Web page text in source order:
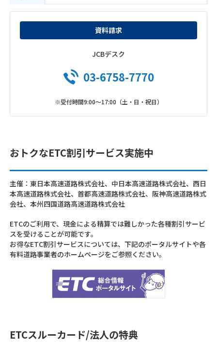
資料請求
JCBデスク
03-6758-7770
※受付時間9:00～17:00（土・日・祝日）
おトクなETC割引サービス実施中
主催：東日本高速道路株式会社、中日本高速道路株式会社、西日
本高速道路株式会社、首都高速道路株式会社、阪神高速道路株式
会社、本州四国道路高速道路株式会社
ETCのご利用で、現金による精算では難しかった各種割引サービ
スを受けることが可能です。
お得なETC割引サービスについては、下記のポータルサイトや各
有料道路事業者のホームページをご参照ください。
ETCスルーカード/法人の特典